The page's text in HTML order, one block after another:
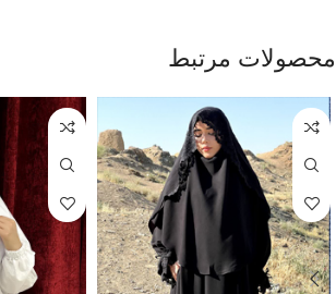
محصولات مرتبط